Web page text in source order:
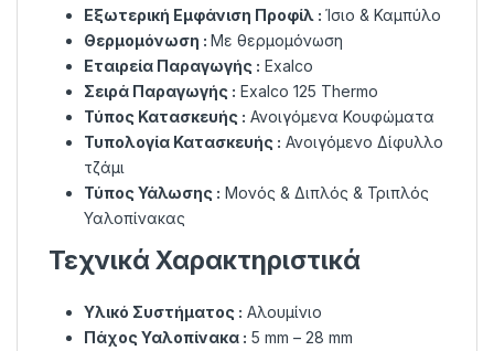
Εξωτερική Εμφάνιση Προφίλ : Ίσιο & Καμπύλο
Θερμομόνωση : Με θερμομόνωση
Εταιρεία Παραγωγής : Exalco
Σειρά Παραγωγής : Exalco 125 Thermo
Τύπος Κατασκευής : Ανοιγόμενα Κουφώματα
Τυπολογία Κατασκευής : Ανοιγόμενο Δίφυλλο
τζάμι
Τύπος Υάλωσης : Μονός & Διπλός & Τριπλός
Υαλοπίνακας
Τεχνικά Χαρακτηριστικά
Υλικό Συστήματος : Αλουμίνιο
Πάχος Υαλοπίνακα : 5 mm – 28 mm